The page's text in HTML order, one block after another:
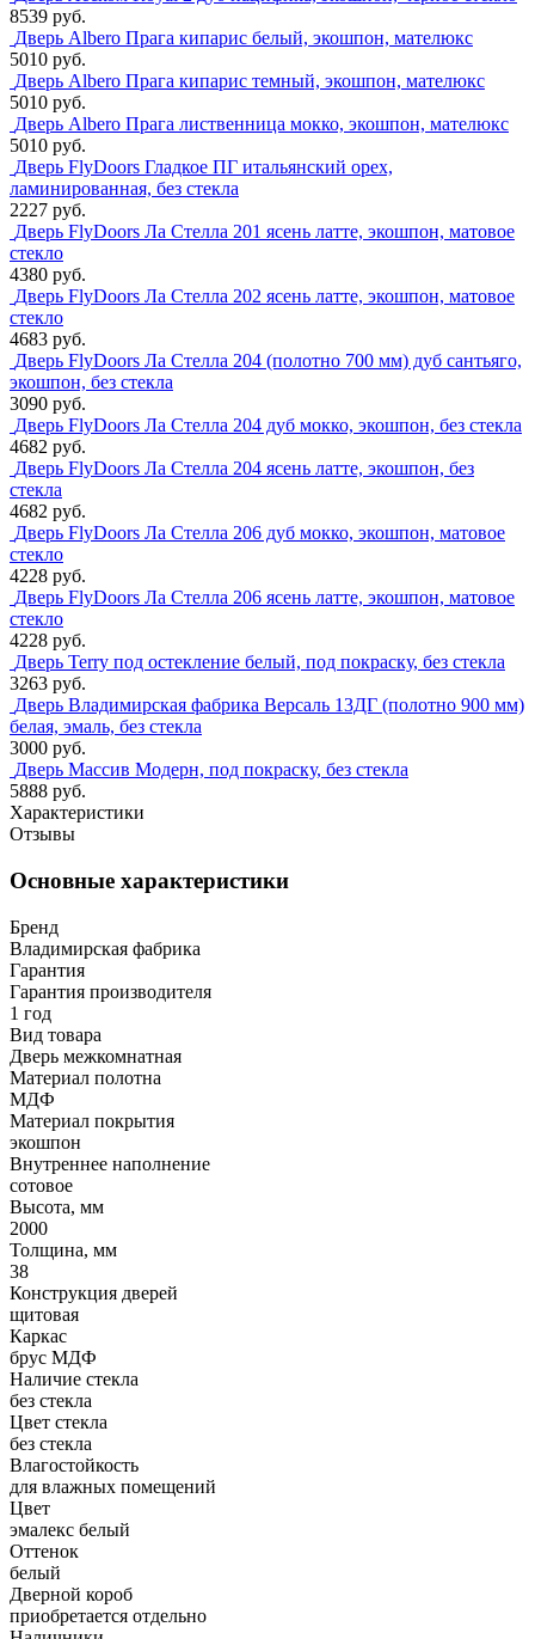
8539 руб.
Дверь Albero Прага кипарис белый, экошпон, мателюкс
5010 руб.
Дверь Albero Прага кипарис темный, экошпон, мателюкс
5010 руб.
Дверь Albero Прага лиственница мокко, экошпон, мателюкс
5010 руб.
Дверь FlyDoors Гладкое ПГ итальянский орех,
ламинированная, без стекла
2227 руб.
Дверь FlyDoors Ла Стелла 201 ясень латте, экошпон, матовое
стекло
4380 руб.
Дверь FlyDoors Ла Стелла 202 ясень латте, экошпон, матовое
стекло
4683 руб.
Дверь FlyDoors Ла Стелла 204 (полотно 700 мм) дуб сантьяго,
экошпон, без стекла
3090 руб.
Дверь FlyDoors Ла Стелла 204 дуб мокко, экошпон, без стекла
4682 руб.
Дверь FlyDoors Ла Стелла 204 ясень латте, экошпон, без
стекла
4682 руб.
Дверь FlyDoors Ла Стелла 206 дуб мокко, экошпон, матовое
стекло
4228 руб.
Дверь FlyDoors Ла Стелла 206 ясень латте, экошпон, матовое
стекло
4228 руб.
Дверь Terry под остекление белый, под покраску, без стекла
3263 руб.
Дверь Владимирская фабрика Версаль 13ДГ (полотно 900 мм)
белая, эмаль, без стекла
3000 руб.
Дверь Массив Модерн, под покраску, без стекла
5888 руб.
Характеристики
Отзывы
Основные характеристики
Бренд
Владимирская фабрика
Гарантия
Гарантия производителя
1 год
Вид товара
Дверь межкомнатная
Материал полотна
МДФ
Материал покрытия
экошпон
Внутреннее наполнение
сотовое
Высота, мм
2000
Толщина, мм
38
Конструкция дверей
щитовая
Каркас
брус МДФ
Наличие стекла
без стекла
Цвет стекла
без стекла
Влагостойкость
для влажных помещений
Цвет
эмалекс белый
Оттенок
белый
Дверной короб
приобретается отдельно